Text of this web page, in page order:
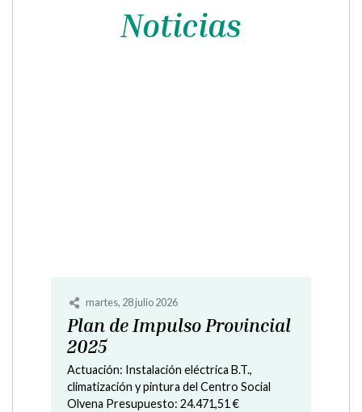
Noticias
martes, 28 julio 2026
Plan de Impulso Provincial
2025.
Actuación: Alumbrado publico
Presupuesto: 9.225,15 € Operación
financiada por la Diputación Provincial de